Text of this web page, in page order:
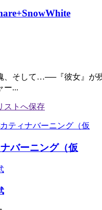
、そして…──『彼女』が
ー...
バーニング（仮